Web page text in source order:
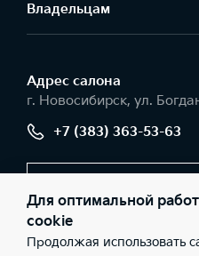
Владельцам
Адрес салонa
г. Новосибирск, ул.
+7 (383) 363-53-63
Для оптимальной
cookie
Продолжая использовать